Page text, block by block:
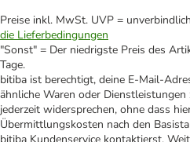
Preise inkl. MwSt. UVP =
die Lieferbedingungen
"Sonst" = Der niedrigste Preis des
Tage.
bitiba ist berechtigt, deine E-Mail-
ähnliche Waren oder
jederzeit widersprechen, ohne dass
Übermittlungskosten nach den